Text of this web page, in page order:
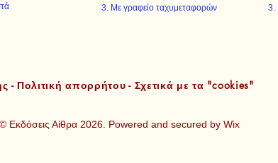
Με γραφείο ταχυμεταφορών​
- Πολιτική απορρήτου - Σχετικά με τα "cookies"
Εκδόσεις Αίθρα 2026. Powered and secured by Wix